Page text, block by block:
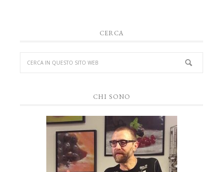
CERCA
CHI SONO